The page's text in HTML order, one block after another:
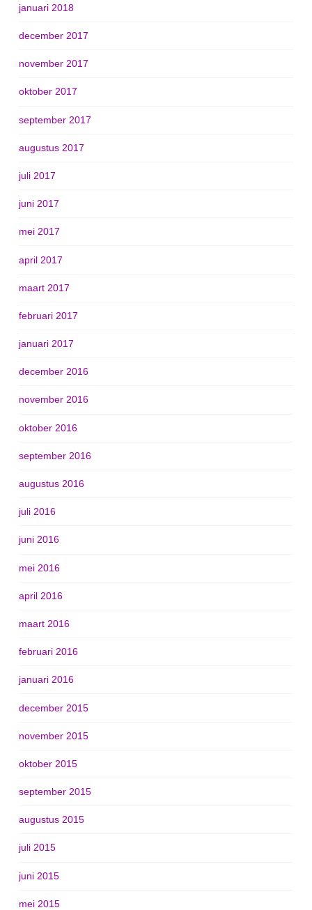
januari 2018
december 2017
november 2017
oktober 2017
september 2017
augustus 2017
juli 2017
juni 2017
mei 2017
april 2017
maart 2017
februari 2017
januari 2017
december 2016
november 2016
oktober 2016
september 2016
augustus 2016
juli 2016
juni 2016
mei 2016
april 2016
maart 2016
februari 2016
januari 2016
december 2015
november 2015
oktober 2015
september 2015
augustus 2015
juli 2015
juni 2015
mei 2015